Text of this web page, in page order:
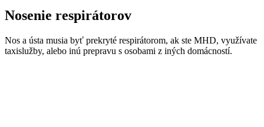
Nosenie respirátorov
Nos a ústa musia byť prekryté respirátorom, ak ste MHD, využívate
taxislužby, alebo inú prepravu s osobami z iných domácností.